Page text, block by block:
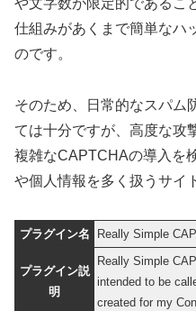
や文字数が限定的であるこ
仕組みがあくまで簡単なハ
のです。
そのため、日常的なスパム
ては十分ですが、高度な攻
複雑なCAPTCHAの導入を
や個人情報を多く扱うサイ
プラグイン名 Really Simple
プラグイン説
明
Really Simple
intended to be
created for my